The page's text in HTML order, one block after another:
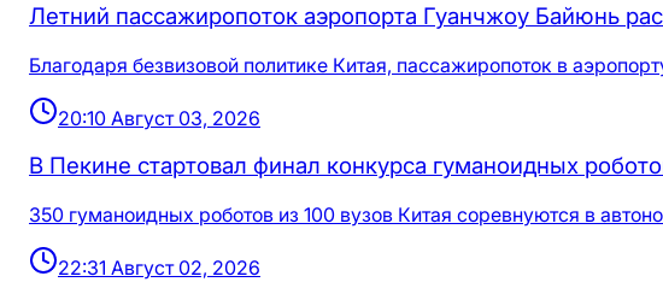
Летний пассажиропоток аэропорта Гуанчжоу Байюнь
Благодаря безвизовой политике Китая, пассажиропоток в
20:10 Август 03, 2026
В Пекине стартовал финал конкурса гуманоидных
350 гуманоидных роботов из 100 вузов Китая соревнуются в
22:31 Август 02, 2026